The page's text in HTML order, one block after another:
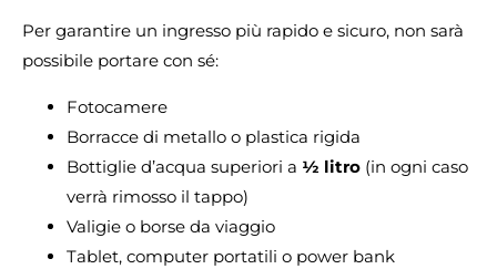
Per garantire un ingresso più rapido e sicuro, non sarà
possibile portare con sé:
Fotocamere
Borracce di metallo o plastica rigida
Bottiglie d’acqua superiori a ½ litro (in ogni caso
verrà rimosso il tappo)
Valigie o borse da viaggio
Tablet, computer portatili o power bank